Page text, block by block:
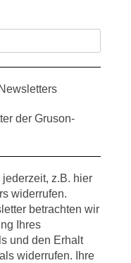
der Gruson-
z.B. hier
widerrufen.
betrachten wir
Ihres
und den Erhalt
widerrufen. Ihre